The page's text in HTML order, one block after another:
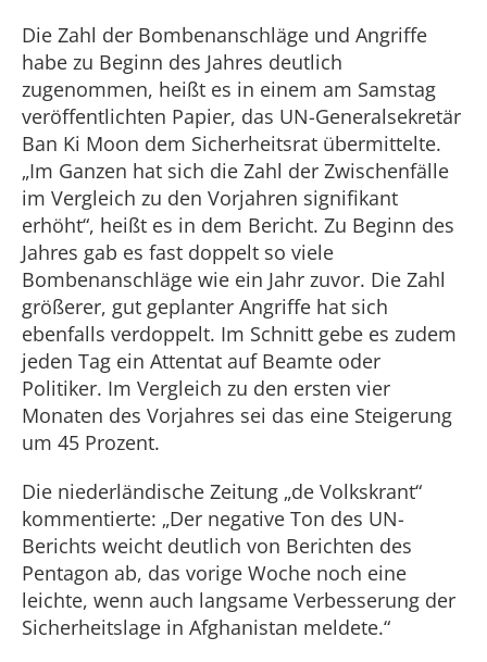
Die Zahl der Bombenanschläge und Angriffe
habe zu Beginn des Jahres deutlich
zugenommen, heißt es in einem am Samstag
veröffentlichten Papier, das UN-Generalsekretär
Ban Ki Moon dem Sicherheitsrat übermittelte.
„Im Ganzen hat sich die Zahl der Zwischenfälle
im Vergleich zu den Vorjahren signifikant
erhöht“, heißt es in dem Bericht. Zu Beginn des
Jahres gab es fast doppelt so viele
Bombenanschläge wie ein Jahr zuvor. Die Zahl
größerer, gut geplanter Angriffe hat sich
ebenfalls verdoppelt. Im Schnitt gebe es zudem
jeden Tag ein Attentat auf Beamte oder
Politiker. Im Vergleich zu den ersten vier
Monaten des Vorjahres sei das eine Steigerung
um 45 Prozent.
Die niederländische Zeitung „de Volkskrant“
kommentierte: „Der negative Ton des UN-
Berichts weicht deutlich von Berichten des
Pentagon ab, das vorige Woche noch eine
leichte, wenn auch langsame Verbesserung der
Sicherheitslage in Afghanistan meldete.“